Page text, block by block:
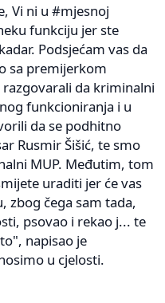
Vi ni u #mjesnoj
funkciju jer ste
Podsjećam vas da
sa premijerkom
da kriminalni
funkcioniranja i u
da se podhitno
Rusmir Šišić, te smo
MUP. Međutim, tom
uraditi jer će vas
zbog čega sam tada,
psovao i rekao j... te
napisao je
u cjelosti.